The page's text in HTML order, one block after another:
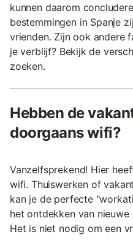
kunnen daarom
bestemmingen in Spanje
vrienden. Zijn ook andere
je verblijf? Bekijk de
zoeken.
Hebben de
doorgaans wifi?
Vanzelfsprekend! Hier
wifi. Thuiswerken of
kan je de perfecte
het ontdekken van
Het is niet nodig om een